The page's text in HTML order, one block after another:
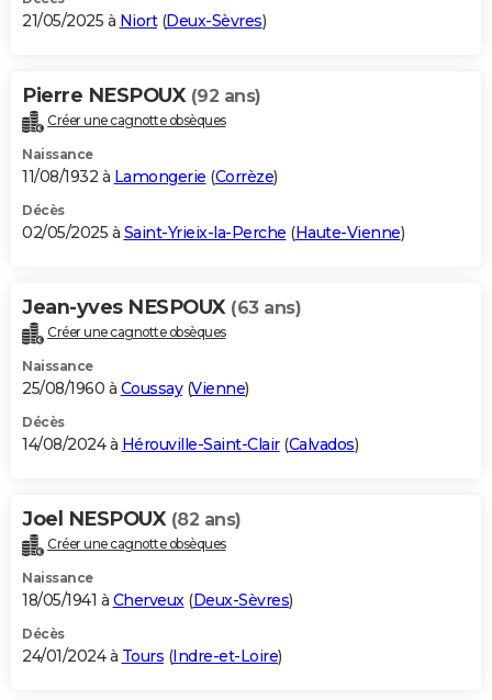
21/05/2025 à Niort(Deux-Sèvres)
Pierre NESPOUX (92 ans)
Créer une cagnotte obsèques
Naissance
11/08/1932 à Lamongerie (Corrèze)
Décès
02/05/2025 à Saint-Yrieix-la-Perche (Haute-Vienne)
Jean-yves NESPOUX (63 ans)
Créer une cagnotte obsèques
Naissance
25/08/1960 à Coussay(Vienne)
Décès
14/08/2024 à Hérouville-Saint-Clair(Calvados)
Joel NESPOUX (82 ans)
Créer une cagnotte obsèques
Naissance
18/05/1941 à Cherveux(Deux-Sèvres)
Décès
24/01/2024 à Tours (Indre-et-Loire)